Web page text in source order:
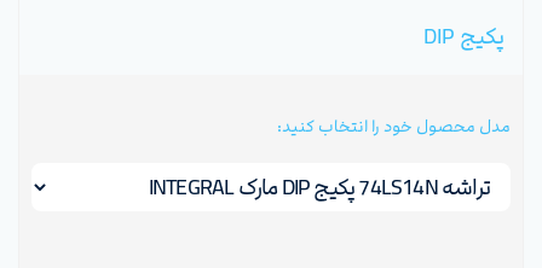
پکیج DIP
مدل محصول خود را انتخاب کنید: